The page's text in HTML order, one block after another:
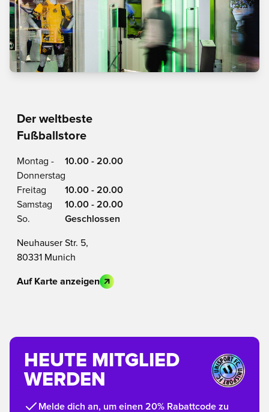
Der weltbeste
Fußballstore
Montag -
Donnerstag
10.00 - 20.00
Freitag
10.00 - 20.00
Samstag
10.00 - 20.00
So.
Geschlossen
Neuhauser Str. 5,
80331 Munich
Auf Karte anzeigen
HEUTE MITGLIED
WERDEN
Melde dich an, um einen 20% Rabattcode zu